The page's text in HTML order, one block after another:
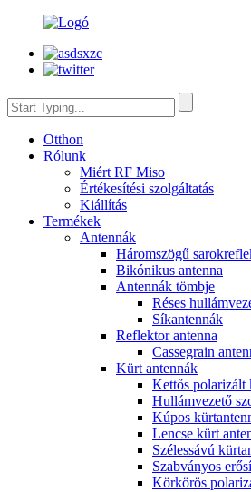
Otthon
Rólunk
Miért RF Miso
Értékesítési szolgáltatás
Kiállítás
Termékek
Antennák
Háromszögű
Bikónikus antenna
Antennák tömbje
Réses
Síkantennák
Reflektor antenna
Cassegrain
Kürt antennák
Kettős polarizált
Hullámvezető
Kúpos
Lencse kürt
Szélessávú
Szabványos
Körkörös